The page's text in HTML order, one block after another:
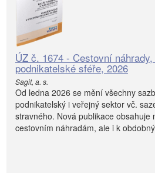
ÚZ č. 1674 - Cestovní
podnikatelské sféře, 2026
Sagit, a. s.
Od ledna 2026 se mění všechny
podnikatelský i veřejný sektor vč.
stravného. Nová publikace obsahuje
cestovním náhradám, ale i k